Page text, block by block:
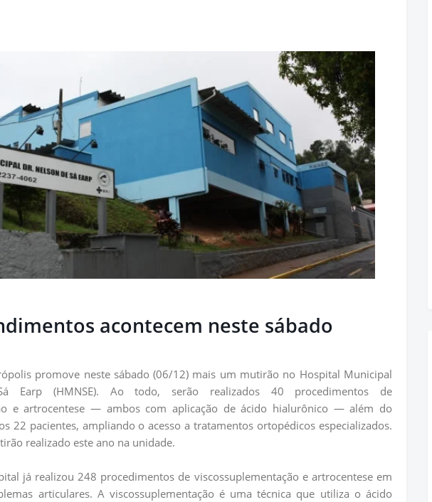
acontecem neste sábado
promove neste sábado (06/12) mais um mutirão no Hospital Municipal
Earp (HMNSE). Ao todo, serão realizados 40 procedimentos de
e artrocentese — ambos com aplicação de ácido hialurônico — além do
22 pacientes, ampliando o acesso a tratamentos ortopédicos especializados.
realizado este ano na unidade.
já realizou 248 procedimentos de viscossuplementação e artrocentese em
articulares. A viscossuplementação é uma técnica que utiliza o ácido